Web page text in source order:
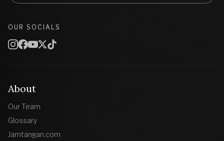
About
Our Team
Glossary
Jamtangan.com
OUR SOCIALS